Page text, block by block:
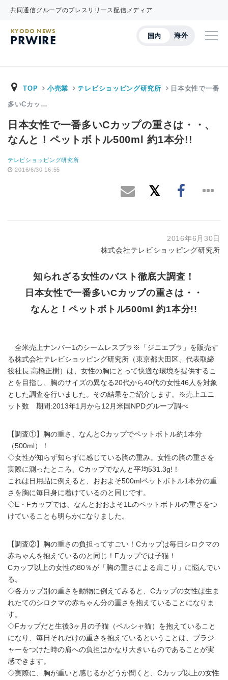
共同通信グループのプレスリリース配信メディア
国内 海外
KYODO NEWS
PRWIRE
TOP 小売業 テレビショッピング研究所 日本女性で一番
多いCカッ…
日本女性で一番多いCカップの重さは・・、
なんと！ペットボトル500ml 約1本分!!
テレビショッピング研究所
2016/6/30 16:55
2016年6月30日
株式会社テレビショッピング研究所
知られざる女性のバスト徹底大調査！
日本女性で一番多いCカップの重さは・・
なんと！ペットボトル500ml 約1本分!!
全米売上ナンバー1のシームレスブラ※「ジニエブラ」を販売す
る株式会社テレビショッピング研究所（東京都大田区、代表取締
役社長:高橋正樹）は、女性の胸にとって快適な環境を提供するこ
とを目指し、胸のサイズの異なる20代から40代の女性46人を対象
とした調査を行いました。その結果をご紹介します。※売上ユニ
ット数 期間:2013年1月から12月米国NPDグループ調べ
【調査①】胸の重さ、なんとCカップでペットボトル約1本分
（500ml）！
◇女性が知らず知らずに感じている胸の重み。女性の胸の重さを
実際に測ったところ、Cカップでなんと平均531.3g!！
これは日用品に例えると、おおよそ500mlペットボトル1本分の重
さを胸に毎日身に着けているのと同じです。
◇E・Fカップでは、なんとおおよそ1Lのペットボトルの重さをつ
けていることも明らかになりました。
【調査②】胸の重さの負担ってすごい！Cカップは毎日シロクマの
赤ちゃんを抱えているのと同じ！Fカップでは子猫！
Cカップ以上の女性の80％が「胸の重さによる肩こり」に悩んでい
る。
◇各カップ別の重さを動物に例えてみると、Cカップの女性は生ま
れたてのシロクマの赤ちゃん分の重さを抱えていることになりま
す。
◇Fカップだと生後3ヶ月の子猫（ペルシャ猫）を抱えていること
になり、毎日それだけの重さを抱えているということは、ブラジ
ャーをつけた時の肩への負担はかなり大きいものであることが実
感できます。
◇実際に、胸が重いと感じるかどうか聞くと、Cカップ以上の女性